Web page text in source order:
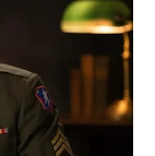
Beyond The